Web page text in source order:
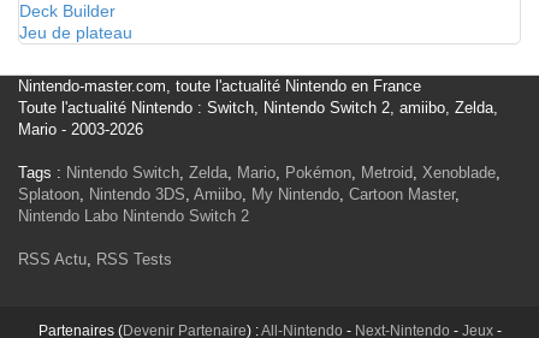
Deck Builder
Jeu de plateau
Nintendo-master.com, toute l'actualité Nintendo en France
Toute l'actualité Nintendo : Switch, Nintendo Switch 2, amiibo, Zelda,
Mario - 2003-2026
Tags : Nintendo Switch, Zelda, Mario, Pokémon, Metroid, Xenoblade,
Splatoon, Nintendo 3DS, Amiibo, My Nintendo, Cartoon Master,
Nintendo Labo Nintendo Switch 2
RSS Actu, RSS Tests
Partenaires (Devenir Partenaire) :All-Nintendo - Next-Nintendo - Jeux-